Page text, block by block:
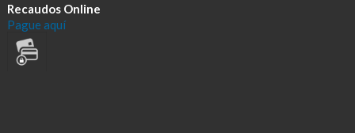
Recaudos Online
Pague aquí